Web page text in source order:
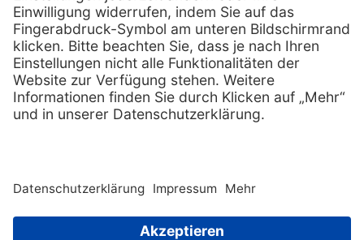
Retoure anmelden
Lob & Kritik
Zertifikat Rechtliches
AGB
Impressum
Datenschutz
Copyright © 2026 MediQuick Arzt-